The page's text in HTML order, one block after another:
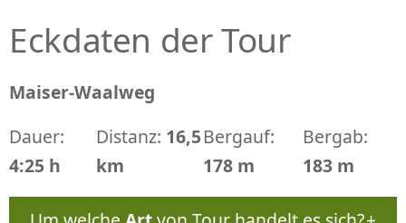
Eckdaten der Tour
Maiser-Waalweg
Dauer:
4:25 h
Distanz: 16,5
km
Bergauf:
178 m
Bergab:
183 m